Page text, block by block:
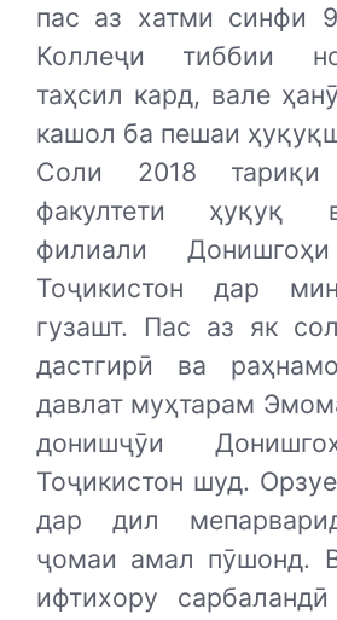
пас аз хатми синфи
Коллеҷи тиббии
таҳсил кард, вале
кашол ба пешаи
Соли 2018
факултети ҳуқуқ
филиали
Тоҷикистон дар
гузашт. Пас аз як
дастгирӣ ва
давлат муҳтарам
донишҷӯи
Тоҷикистон шуд.
дар дил
ҷомаи амал пӯшонд.
ифтихору